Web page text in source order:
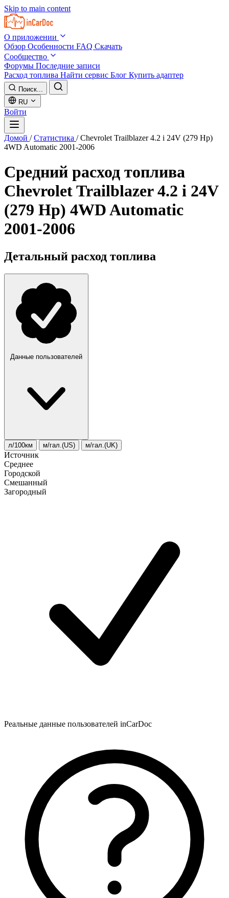
Skip to main content
О приложении
Обзор Особенности FAQ Скачать
Сообщество
Форумы Последние записи
Расход топлива Найти сервис Блог Купить адаптер
Поиск...
RU
Войти
Домой / Статистика / Chevrolet Trailblazer 4.2 i 24V (279 Hp)
4WD Automatic 2001-2006
Средний расход топлива
Chevrolet Trailblazer 4.2 i 24V
(279 Hp) 4WD Automatic
2001-2006
Детальный расход топлива
Данные пользователей
л/100км м/гал.(US) м/гал.(UK)
Источник
Среднее
Городской
Смешанный
Загородный
Реальные данные пользователей inCarDoc